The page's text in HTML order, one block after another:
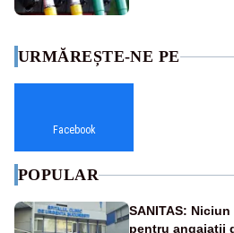
URMĂREȘTE-NE PE
Facebook
POPULAR
SANITAS:
pentru angajații